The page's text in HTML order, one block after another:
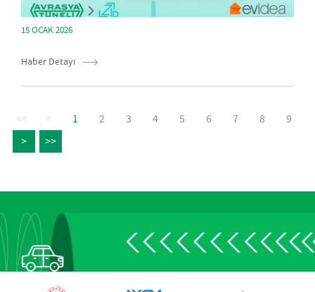
15 OCAK 2026
Haber Detayı
<< < 1 2 3 4 5 6 7 8
9
>
>>